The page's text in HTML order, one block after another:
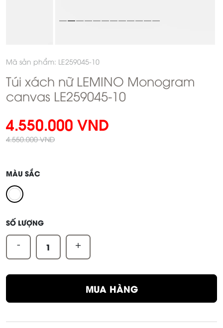
Mã sản phẩm: LE259045-10
Túi xách nữ LEMINO Monogram
canvas LE259045-10
4.550.000 VND
4.550.000 VND
MÀU SẮC
SỐ LƯỢNG
- +
MUA HÀNG